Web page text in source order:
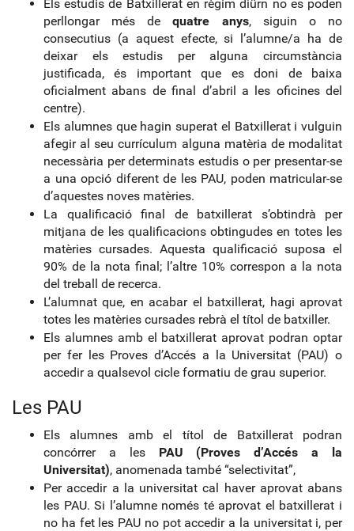
Els estudis de Batxillerat en règim diürn no es poden
perllongar més dequatre anys, siguin o no
consecutius (a aquest efecte, si l’alumne/a ha de
deixar els estudis per alguna circumstància
justificada, és important que es doni de baixa
oficialment abans de final d’abril a les oficines del
centre).
Els alumnes que hagin superat el Batxillerat i vulguin
afegir al seu currículum alguna matèria de modalitat
necessària per determinats estudis o per presentar-se
a una opció diferent de les PAU, poden matricular-se
d’aquestes noves matèries.
La qualificació final de batxillerat s’obtindrà per
mitjana de les qualificacions obtingudes en totes les
matèries cursades. Aquesta qualificació suposa el
90% de la nota final; l’altre 10% correspon a la nota
del treball de recerca.
L’alumnat que, en acabar el batxillerat, hagi aprovat
totes les matèries cursades rebrà el títol de batxiller.
Els alumnes amb el batxillerat aprovat podran optar
per fer les Proves d’Accés a la Universitat (PAU) o
accedir a qualsevol cicle formatiu de grau superior.
Les PAU
Els alumnes amb el títol de Batxillerat podran
concórrer a les PAU (Proves d’Accés a la
Universitat), anomenada també “selectivitat”,
Per accedir a la universitat cal haver aprovat abans
les PAU. Si l’alumne només té aprovat el batxillerat i
no ha fet les PAU no pot accedir a la universitat i, per